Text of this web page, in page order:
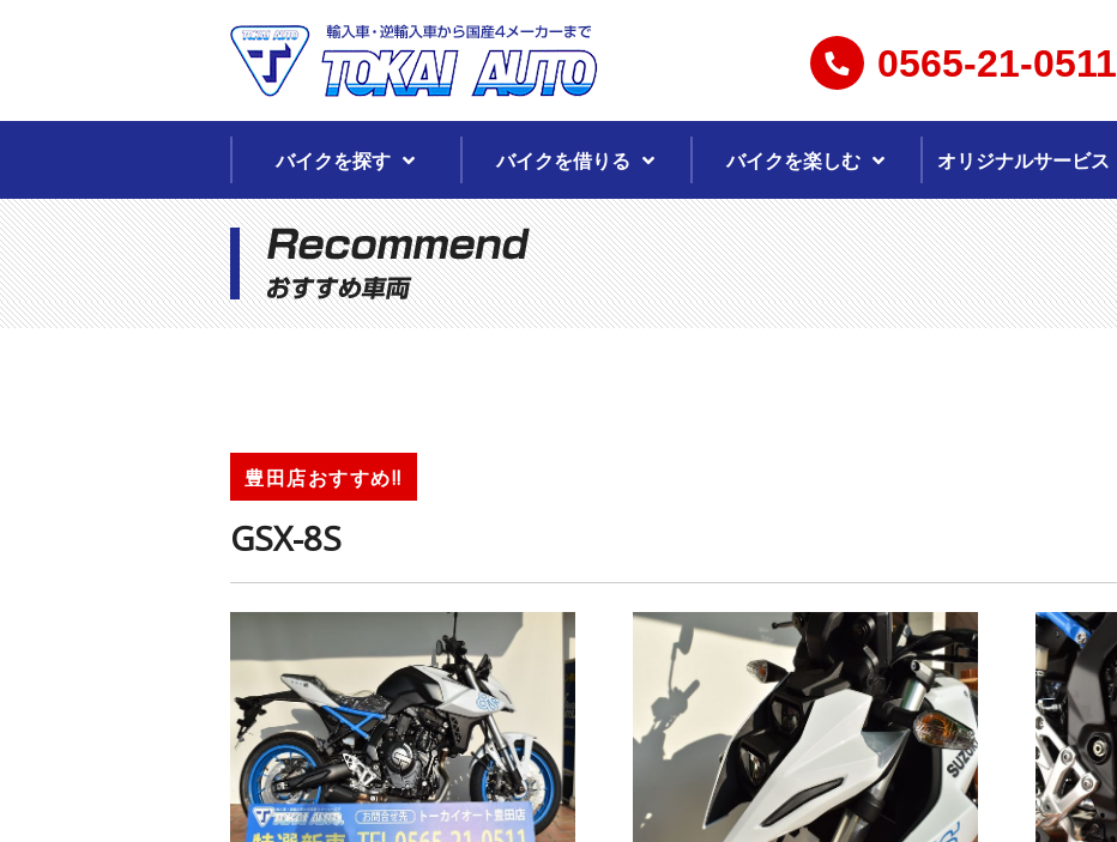
0565-21-0511
バイクを探す バイクを借りる バイクを楽しむ オリジナルサービス
豊田店おすすめ!!
GSX-8S